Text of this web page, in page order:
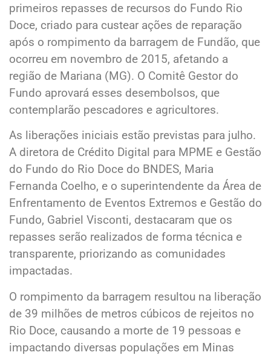
primeiros repasses de recursos do Fundo Rio
Doce, criado para custear ações de reparação
após o rompimento da barragem de Fundão, que
ocorreu em novembro de 2015, afetando a
região de Mariana (MG). O Comitê Gestor do
Fundo aprovará esses desembolsos, que
contemplarão pescadores e agricultores.
As liberações iniciais estão previstas para julho.
A diretora de Crédito Digital para MPME e Gestão
do Fundo do Rio Doce do BNDES, Maria
Fernanda Coelho, e o superintendente da Área de
Enfrentamento de Eventos Extremos e Gestão do
Fundo, Gabriel Visconti, destacaram que os
repasses serão realizados de forma técnica e
transparente, priorizando as comunidades
impactadas.
O rompimento da barragem resultou na liberação
de 39 milhões de metros cúbicos de rejeitos no
Rio Doce, causando a morte de 19 pessoas e
impactando diversas populações em Minas